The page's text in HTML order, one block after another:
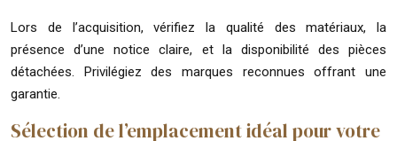
Lors de l’acquisition, vérifiez la qualité des matériaux, la
présence d’une notice claire, et la disponibilité des pièces
détachées. Privilégiez des marques reconnues offrant une
garantie.
Sélection de l’emplacement idéal pour votre